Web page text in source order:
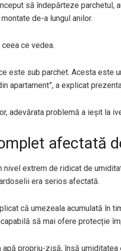
să îndepărteze parchetul,
de-a lungul anilor.
ce vedea.
este sub parchet. Acesta este
apartament”, a explicat
adevărata problemă a ieșit la
afectată
nivel extrem de ridicat de
era serios afectată.
că umezeala acumulată în
să mai ofere protecție
apă propriu-zisă, însă